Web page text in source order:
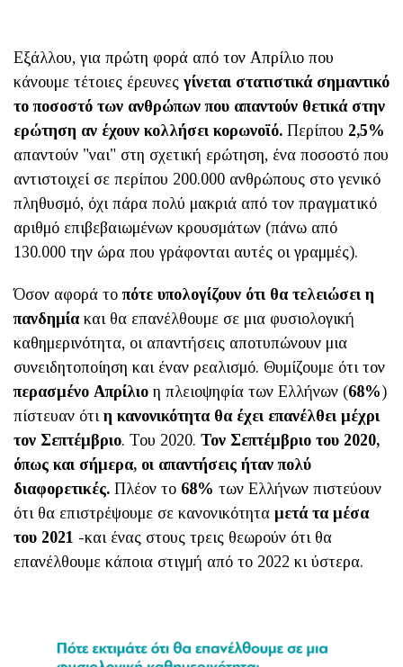
Εξάλλου, για πρώτη φορά από τον Απρίλιο που
κάνουμε τέτοιες έρευνες γίνεται στατιστικά σημαντικό
το ποσοστό των ανθρώπων που απαντούν θετικά στην
ερώτηση αν έχουν κολλήσει κορωνοϊό. Περίπου 2,5%
απαντούν "ναι" στη σχετική ερώτηση, ένα ποσοστό που
αντιστοιχεί σε περίπου 200.000 ανθρώπους στο γενικό
πληθυσμό, όχι πάρα πολύ μακριά από τον πραγματικό
αριθμό επιβεβαιωμένων κρουσμάτων (πάνω από
130.000 την ώρα που γράφονται αυτές οι γραμμές).
Όσον αφορά τοπότε υπολογίζουν ότι θα τελειώσει η
πανδημίακαι θα επανέλθουμε σε μια φυσιολογική
καθημερινότητα, οι απαντήσεις αποτυπώνουν μια
συνειδητοποίηση και έναν ρεαλισμό. Θυμίζουμε ότι τον
περασμένο Απρίλιο η πλειοψηφία των Ελλήνων (68%)
πίστευαν ότι η κανονικότητα θα έχει επανέλθει μέχρι
τον Σεπτέμβριο. Του 2020. Τον Σεπτέμβριο του 2020,
όπως και σήμερα, οι απαντήσεις ήταν πολύ
διαφορετικές. Πλέον το 68% των Ελλήνων πιστεύουν
ότι θα επιστρέψουμε σε κανονικότητα μετά τα μέσα
του 2021 -και ένας στους τρεις θεωρούν ότι θα
επανέλθουμε κάποια στιγμή από το 2022 κι ύστερα.